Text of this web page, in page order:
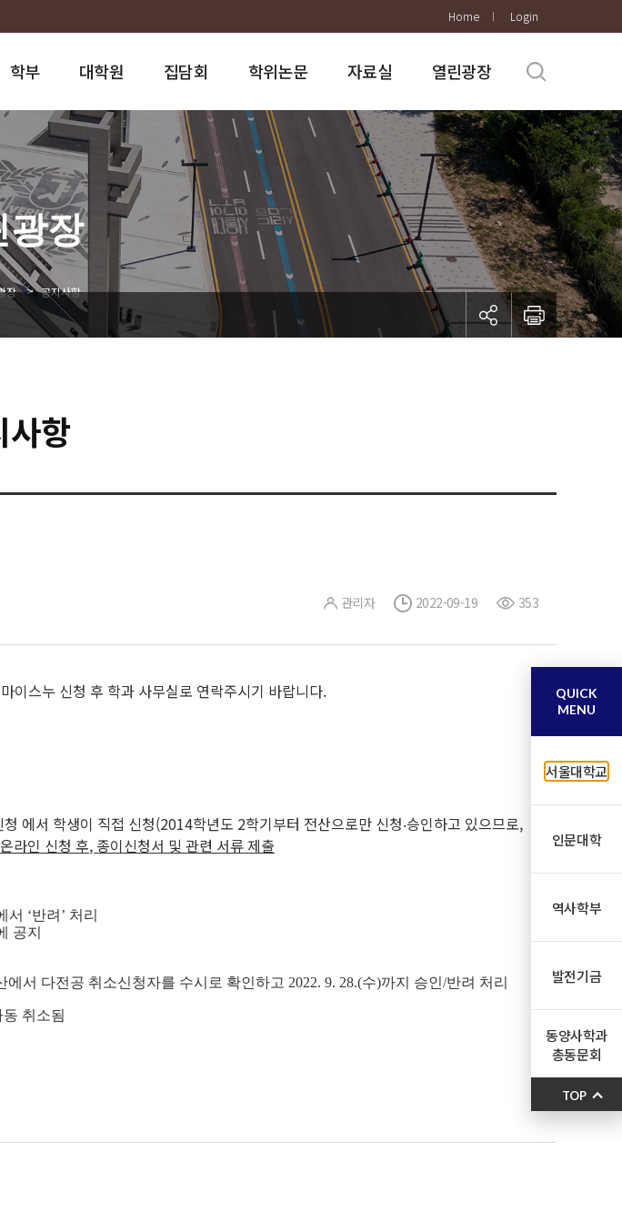
Home Login
학부 대학원 집담회 학위논문 자료실 열린광장
광장
장 > 공지사항
사항
관리자 2022-09-19 353
이스누 신청 후 학과 사무실로 연락주시기 바랍니다.
에서 학생이 직접 신청(2014학년도 2학기부터 전산으로만 신청‧승인하고 있으므로,
온라인 신청 후, 종이신청서 및 관련 서류 제출
‘반려’ 처리
공지
에서 다전공 취소신청자를 수시로 확인하고 2022. 9. 28.(수)까지 승인/반려 처리
동 취소됨
QUICK
MENU
서울대학교
인문대학
역사학부
발전기금
동양사학과
총동문회
TOP